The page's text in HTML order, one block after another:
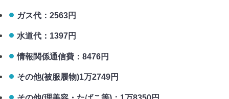
ガス代：2563円
水道代：1397円
情報関係通信費：8476円
その他(被服履物)1万2749円